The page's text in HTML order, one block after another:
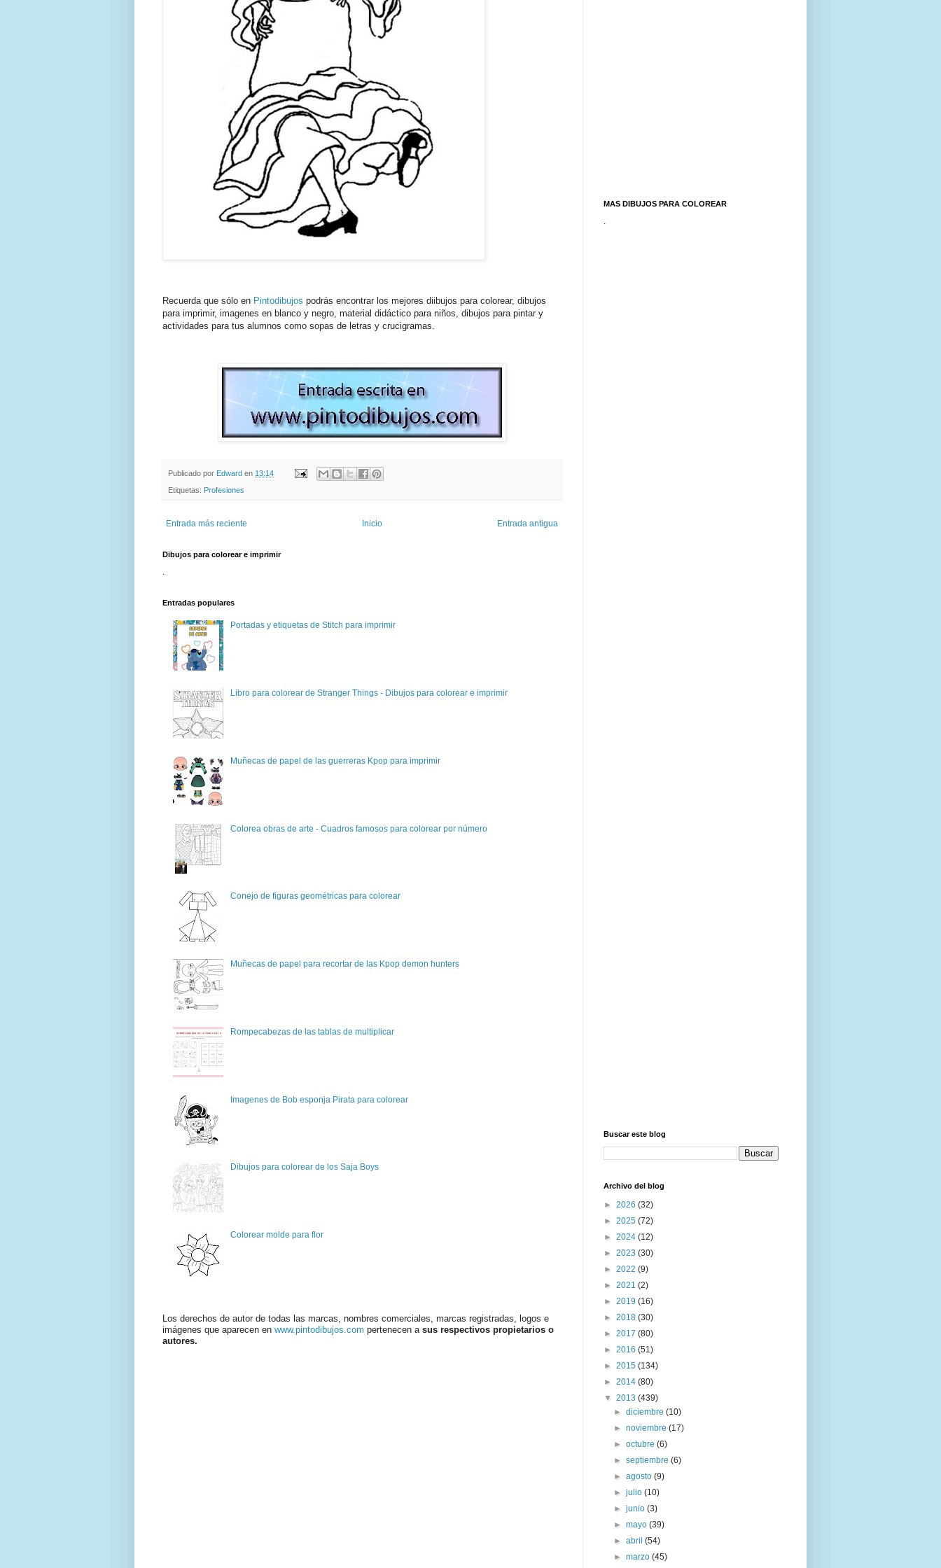
Recuerda que sólo en Pintodibujos podrás encontrar los mejores diibujos para colorear, dibujos
para imprimir, imagenes en blanco y negro, material didáctico para niños, dibujos para pintar y
actividades para tus alumnos como sopas de letras y crucigramas.
Publicado por Edward en 13:14
Etiquetas: Profesiones
Entrada más reciente Entrada antigua
Inicio
Dibujos para colorear e imprimir
.
Entradas populares
Portadas y etiquetas de Stitch para imprimir
Libro para colorear de Stranger Things - Dibujos para colorear e imprimir
Muñecas de papel de las guerreras Kpop para imprimir
Colorea obras de arte - Cuadros famosos para colorear por número
Conejo de figuras geométricas para colorear
Muñecas de papel para recortar de las Kpop demon hunters
Rompecabezas de las tablas de multiplicar
Imagenes de Bob esponja Pirata para colorear
Dibujos para colorear de los Saja Boys
Colorear molde para flor
Los derechos de autor de todas las marcas, nombres comerciales, marcas registradas, logos e
imágenes que aparecen en www.pintodibujos.com pertenecen a sus respectivos propietarios o
autores.
MAS DIBUJOS PARA COLOREAR
.
Buscar este blog
Archivo del blog
► 2026 (32)
► 2025 (72)
► 2024 (12)
► 2023 (30)
► 2022 (9)
► 2021 (2)
► 2019 (16)
► 2018 (30)
► 2017 (80)
► 2016 (51)
► 2015 (134)
► 2014 (80)
▼ 2013 (439)
►diciembre(10)
►noviembre(17)
►octubre(6)
►septiembre(6)
►agosto(9)
►julio(10)
►junio(3)
►mayo(39)
►abril(54)
►marzo(45)